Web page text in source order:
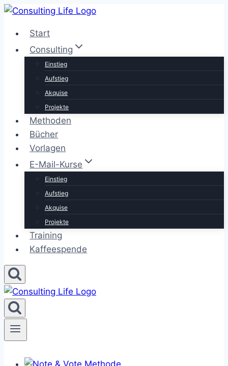
Zum
springenStart
Consulting
Einstieg
Aufstieg
Akquise
Projekte
Methoden
Bücher
Vorlagen
E-Mail-Kurse
Einstieg
Aufstieg
Akquise
Projekte
Training
Kaffeespende